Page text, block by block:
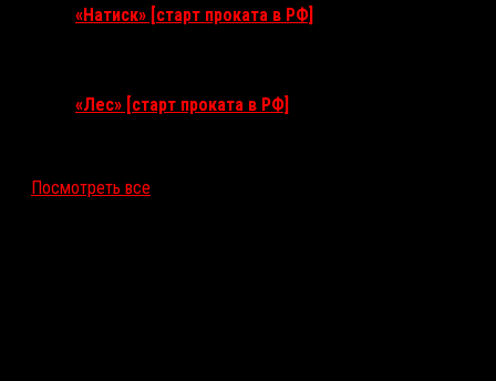
«Натиск» [старт проката в РФ]
«Лес» [старт проката в РФ]
Посмотреть все